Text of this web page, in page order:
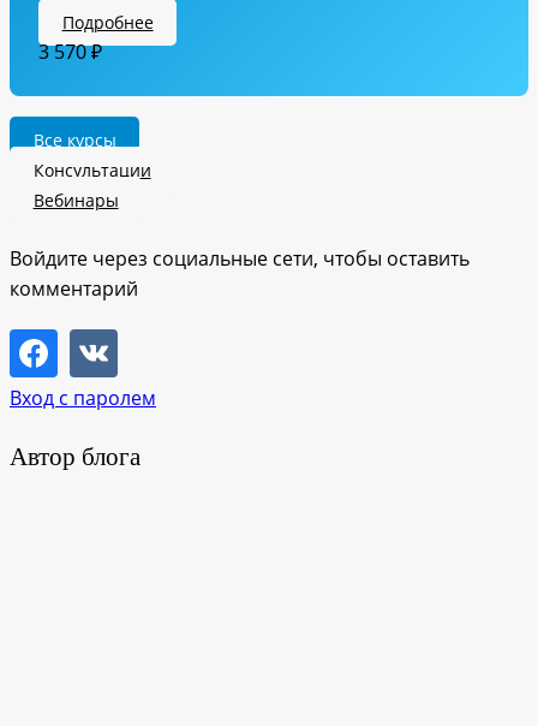
Подробнее
3 570₽
Все курсы
Консультации
Вебинары
Войдите через социальные сети, чтобы оставить
комментарий
Вход с паролем
Автор блога